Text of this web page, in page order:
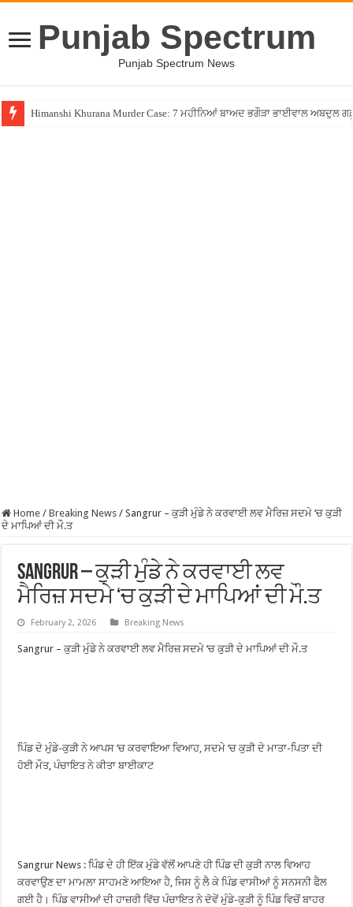
Punjab Spectrum
Punjab Spectrum News
Himanshi Khurana Murder Case: 7 ਮਹੀਨਿਆਂ ਬਾਅਦ ਭਗੌੜਾ ਭਾਈਵਾਲ ਅਬਦੁਲ
Home / Breaking News / Sangrur – ਕੁੜੀ ਮੁੰਡੇ ਨੇ ਕਰਵਾਈ ਲਵ ਮੈਰਿਜ਼ ਸਦਮੇ ‘ਚ ਕੁੜੀ
ਦੇ ਮਾਪਿਆਂ ਦੀ ਮੌ.ਤ
Sangrur – ਕੁੜੀ ਮੁੰਡੇ ਨੇ ਕਰਵਾਈ ਲਵ
ਮੈਰਿਜ਼ ਸਦਮੇ ‘ਚ ਕੁੜੀ ਦੇ ਮਾਪਿਆਂ ਦੀ ਮੌ.ਤ
February 2, 2026 Breaking News
Sangrur – ਕੁੜੀ ਮੁੰਡੇ ਨੇ ਕਰਵਾਈ ਲਵ ਮੈਰਿਜ਼ ਸਦਮੇ ‘ਚ ਕੁੜੀ ਦੇ ਮਾਪਿਆਂ ਦੀ ਮੌ.ਤ
ਪਿੰਡ ਦੇ ਮੁੰਡੇ-ਕੁੜੀ ਨੇ ਆਪਸ ‘ਚ ਕਰਵਾਇਆ ਵਿਆਹ, ਸਦਮੇ ‘ਚ ਕੁੜੀ ਦੇ ਮਾਤਾ-ਪਿਤਾ ਦੀ
ਹੋਈ ਮੌਤ, ਪੰਚਾਇਤ ਨੇ ਕੀਤਾ ਬਾਈਕਾਟ
Sangrur News : ਪਿੰਡ ਦੇ ਹੀ ਇੱਕ ਮੁੰਡੇ ਵੱਲੋਂ ਆਪਣੇ ਹੀ ਪਿੰਡ ਦੀ ਕੁੜੀ ਨਾਲ ਵਿਆਹ
ਕਰਵਾਉਣ ਦਾ ਮਾਮਲਾ ਸਾਹਮਣੇ ਆਇਆ ਹੈ, ਜਿਸ ਨੂੰ ਲੈ ਕੇ ਪਿੰਡ ਵਾਸੀਆਂ ਨੂੰ ਸਨਸਨੀ ਫੈਲ
ਗਈ ਹੈ। ਪਿੰਡ ਵਾਸੀਆਂ ਦੀ ਹਾਜ਼ਰੀ ਵਿੱਚ ਪੰਚਾਇਤ ਨੇ ਦੋਵੇਂ ਮੁੰਡੇ-ਕੁੜੀ ਨੂੰ ਪਿੰਡ ਵਿਚੋਂ ਬਾਹਰ